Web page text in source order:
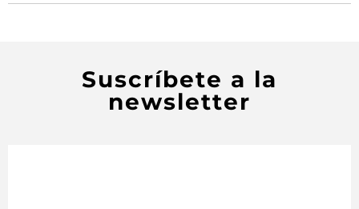
Suscríbete a la
newsletter